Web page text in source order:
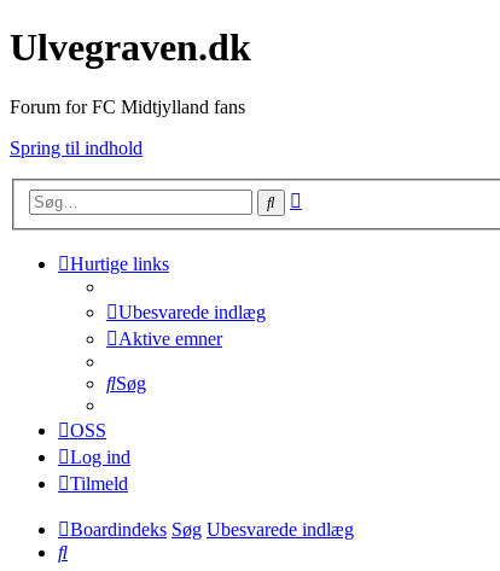
Ulvegraven.dk
Forum for FC Midtjylland fans
Spring til indhold
Søg
Hurtige links
Ubesvarede indlæg
Aktive emner
Søg
OSS
Log ind
Tilmeld
Boardindeks Søg Ubesvarede indlæg
Søg